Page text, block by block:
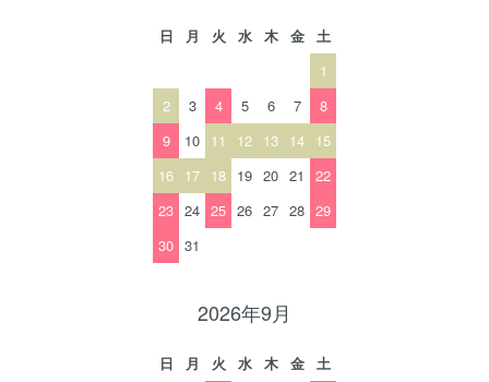
日 月 火 水 木 金
土
1
2
3 4 5 6 7
8
9
10 11 12 13 14 15
16 17 18 19 20 21
22
23 24 25 26 27 28 29
30 31
2026年9月
日 月 火 水 木 金
土